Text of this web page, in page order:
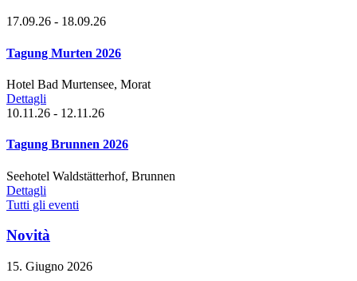
17.09.26 - 18.09.26
Tagung Murten 2026
Hotel Bad Murtensee, Morat
Dettagli
10.11.26 - 12.11.26
Tagung Brunnen 2026
Seehotel Waldstätterhof, Brunnen
Dettagli
Tutti gli eventi
Novità
15. Giugno 2026